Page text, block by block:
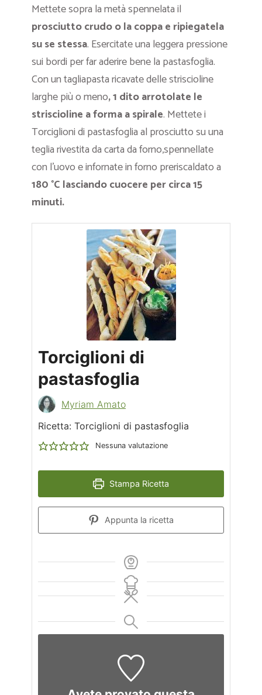
Mettete sopra la metà spennelata il
prosciutto crudo o la coppa e ripiegatela
su se stessa. Esercitate una leggera pressione
sui bordi per far aderire bene la pastasfoglia.
Con un tagliapasta ricavate delle striscioline
larghe più o meno, 1 dito arrotolate le
striscioline a forma a spirale. Mettete i
Torciglioni di pastasfoglia al prosciutto su una
teglia rivestita da carta da forno,spennellate
con l’uovo e infornate in forno preriscaldato a
180 °C lasciando cuocere per circa 15
minuti.
Torciglioni di
pastasfoglia
Myriam Amato
Ricetta: Torciglioni di pastasfoglia
Nessuna valutazione
Stampa Ricetta
Appunta la ricetta